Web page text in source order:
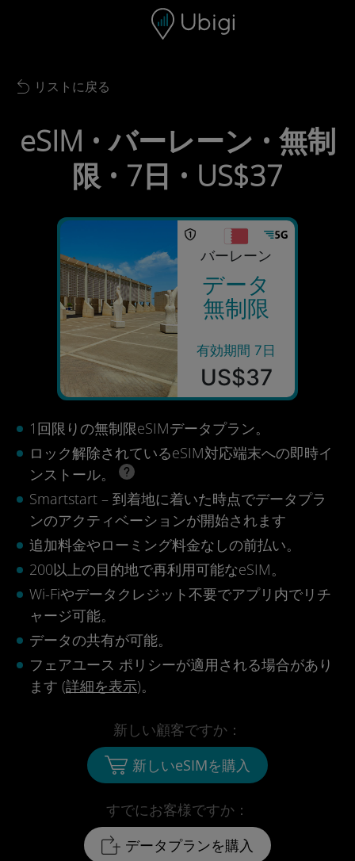
ナビゲーションバー フッター
Back to list
リストに戻る
eSIM • バーレーン • 無制
限 • 7日 • US$37
バーレーン
データ
無制限
有効期間 7日
US$37
1回限りの無制限eSIMデータプラン。
ロック解除されているeSIM対応端末への即時イ
ンストール。
Smartstart – 到着地に着いた時点でデータプラ
ンのアクティベーションが開始されます
追加料金やローミング料金なしの前払い。
200以上の目的地で再利用可能なeSIM。
Wi-Fiやデータクレジット不要でアプリ内でリチ
ャージ可能。
データの共有が可能。
フェアユース ポリシーが適用される場合があり
ます (詳細を表示)。
すでにお客様ですか：
データプランを購入
新しい顧客ですか：
新しいeSIMを購入